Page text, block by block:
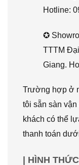
Hotline:
✪
TTTM
Giang.
Trường hợp ở
tôi sẵn sàn
khách có thể
thanh toán
| HÌNH